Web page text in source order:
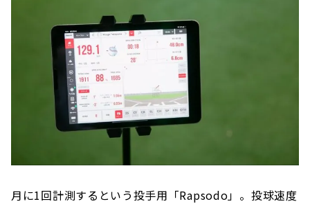
月に1回計測するという投手用「Rapsodo」。投球速度